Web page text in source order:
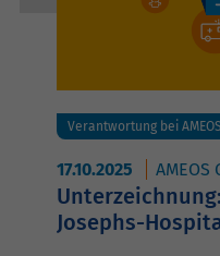
Verantwortung bei AMEOS
17.10.2025 AMEOS
Josephs-